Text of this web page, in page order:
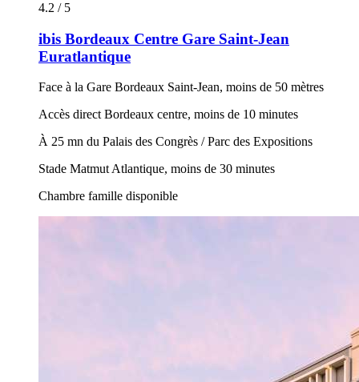
4.2 / 5
ibis Bordeaux Centre Gare Saint-Jean
Euratlantique
Face à la Gare Bordeaux Saint-Jean, moins de 50 mètres
Accès direct Bordeaux centre, moins de 10 minutes
À 25 mn du Palais des Congrès / Parc des Expositions
Stade Matmut Atlantique, moins de 30 minutes
Chambre famille disponible